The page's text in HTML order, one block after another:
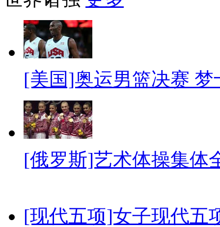
[美国]奥运男篮决赛
[俄罗斯]艺术体操集体
[现代五项]女子现代五